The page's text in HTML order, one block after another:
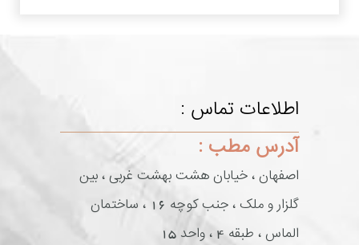
اطلاعات تماس :
آدرس مطب :
اصفهان ، خیابان هشت بهشت غربی ، بین
گلزار و ملک ، جنب کوچه 16 ، ساختمان
الماس ، طبقه 4 ، واحد 15